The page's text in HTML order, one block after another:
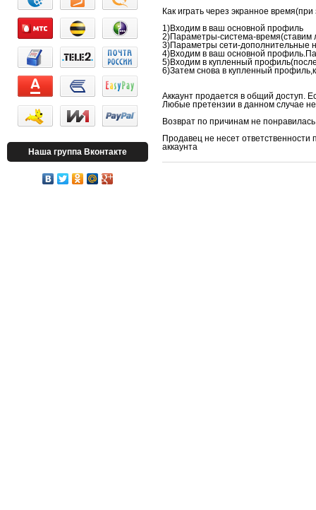
Наша группа Вконтакте
Как играть через экранное
1)Входим в ваш основной профиль
2)Параметры-система-время(ставим
3)Параметры сети-дополнительные
4)Входим в ваш основной
5)Входим в купленный
6)Затем снова в купленный
Аккаунт продается в общий доступ.
Любые претензии в данном случае
Возврат по причинам не
Продавец не несет
аккаунта